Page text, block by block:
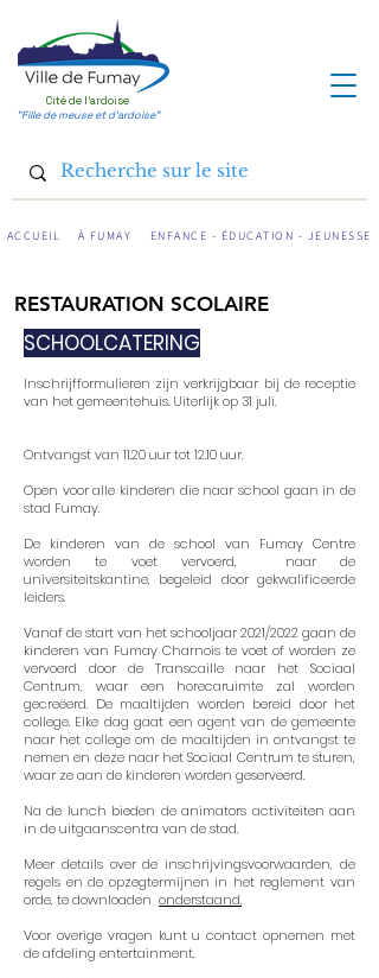
Cité de l'ardoise
"Fille de meuse et d'ardoise"
ACCUEIL À FUMAY ENFANCE - ÉDUCATION - JEUNESSE
RESTAURATION SCOLAIRE
SCHOOLCATERING
Inschrijfformulieren zijn verkrijgbaar bij de receptie
van het gemeentehuis. Uiterlijk op 31 juli.
Ontvangst van 11.20 uur tot 12.10 uur.
Open voor alle kinderen die naar school gaan in de
stad Fumay.
De kinderen van de school van Fumay Centre
worden te voet vervoerd, naar de
universiteitskantine, begeleid door gekwalificeerde
leiders.
Vanaf de start van het schooljaar 2021/2022 gaan de
kinderen van Fumay Charnois te voet of worden ze
vervoerd door de Transcaille naar het Sociaal
Centrum, waar een horecaruimte zal worden
gecreëerd. De maaltijden worden bereid door het
college. Elke dag gaat een agent van de gemeente
naar het college om de maaltijden in ontvangst te
nemen en deze naar het Sociaal Centrum te sturen,
waar ze aan de kinderen worden geserveerd.
Na de lunch bieden de animators activiteiten aan
in de uitgaanscentra van de stad.
Meer details over de inschrijvingsvoorwaarden, de
regels en de opzegtermijnen in het reglement van
orde, te downloaden onderstaand.
Voor overige vragen kunt u contact opnemen met
de afdeling entertainment.